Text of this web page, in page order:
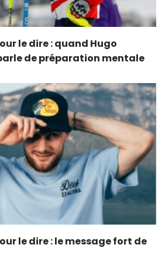
le dire : quand Hugo
de préparation mentale
le dire : le message fort de